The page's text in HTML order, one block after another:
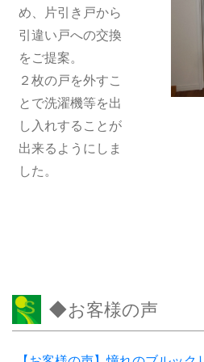
め、片引き戸から
引違い戸への交換
をご提案。
２枚の戸を外すこ
とで洗濯機等を出
し入れすることが
出来るようにしま
した。
◆お客様の声